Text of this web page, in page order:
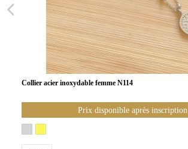
Collier acier inoxydable femme N114
Prix disponible après inscription